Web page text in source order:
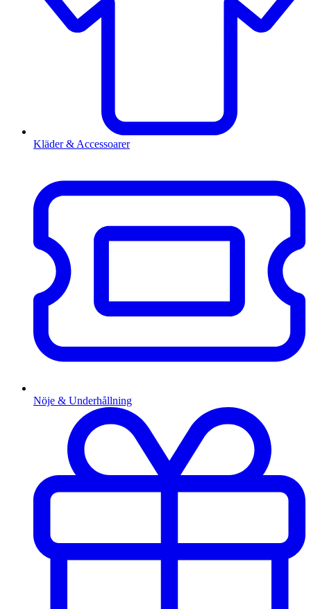
Kläder & Accessoarer
Nöje & Underhållning